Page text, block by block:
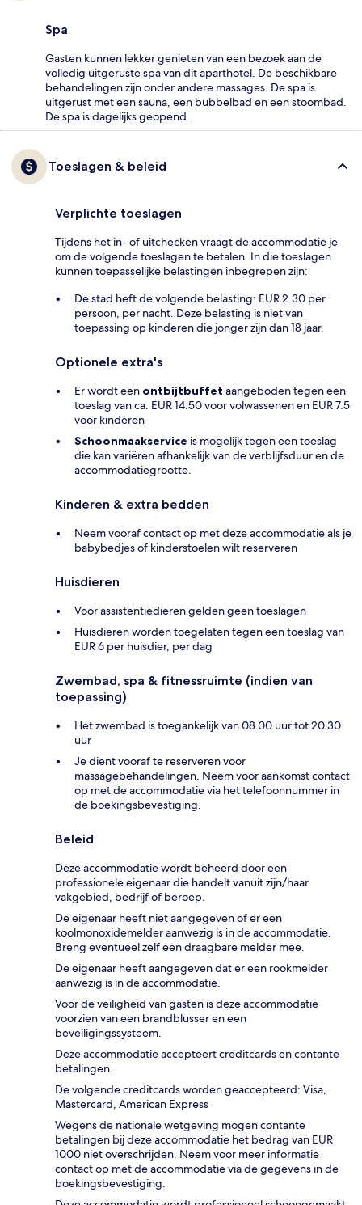
Spa
Gasten kunnen lekker genieten van een bezoek aan de
volledig uitgeruste spa van dit aparthotel. De beschikbare
behandelingen zijn onder andere massages. De spa is
uitgerust met een sauna, een bubbelbad en een stoombad.
De spa is dagelijks geopend.
Toeslagen & beleid
Verplichte toeslagen
Tijdens het in- of uitchecken vraagt de accommodatie je
om de volgende toeslagen te betalen. In die toeslagen
kunnen toepasselijke belastingen inbegrepen zijn:
De stad heft de volgende belasting: EUR 2.30 per
persoon, per nacht. Deze belasting is niet van
toepassing op kinderen die jonger zijn dan 18 jaar.
Optionele extra's
Er wordt een ontbijtbuffet aangeboden tegen een
toeslag van ca. EUR 14.50 voor volwassenen en EUR 7.5
voor kinderen
Schoonmaakservice is mogelijk tegen een toeslag
die kan variëren afhankelijk van de verblijfsduur en de
accommodatiegrootte.
Kinderen & extra bedden
Neem vooraf contact op met deze accommodatie als je
babybedjes of kinderstoelen wilt reserveren
Huisdieren
Voor assistentiedieren gelden geen toeslagen
Huisdieren worden toegelaten tegen een toeslag van
EUR 6 per huisdier, per dag
Zwembad, spa & fitnessruimte (indien van
toepassing)
Het zwembad is toegankelijk van 08.00 uur tot 20.30
uur
Je dient vooraf te reserveren voor
massagebehandelingen. Neem voor aankomst contact
op met de accommodatie via het telefoonnummer in
de boekingsbevestiging.
Beleid
Deze accommodatie wordt beheerd door een
professionele eigenaar die handelt vanuit zijn/haar
vakgebied, bedrijf of beroep.
De eigenaar heeft niet aangegeven of er een
koolmonoxidemelder aanwezig is in de accommodatie.
Breng eventueel zelf een draagbare melder mee.
De eigenaar heeft aangegeven dat er een rookmelder
aanwezig is in de accommodatie.
Voor de veiligheid van gasten is deze accommodatie
voorzien van een brandblusser en een
beveiligingssysteem.
Deze accommodatie accepteert creditcards en contante
betalingen.
De volgende creditcards worden geaccepteerd: Visa,
Mastercard, American Express
Wegens de nationale wetgeving mogen contante
betalingen bij deze accommodatie het bedrag van EUR
1000 niet overschrijden. Neem voor meer informatie
contact op met de accommodatie via de gegevens in de
boekingsbevestiging.